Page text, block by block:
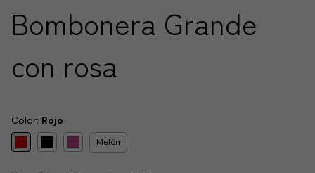
Bombonera Grande
con rosa
Color: Rojo
Melón